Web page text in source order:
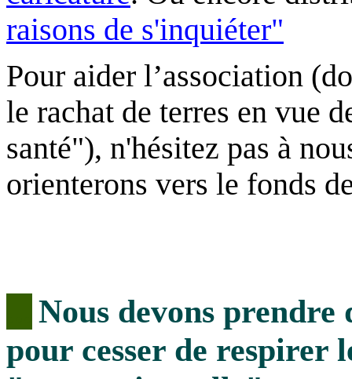
raisons de s'inquiéter"
Pour aider l’association
le rachat de terres en vue
santé"), n'hésitez pas à
orienterons vers le fonds
Nous devons prendre
pour cesser de respirer